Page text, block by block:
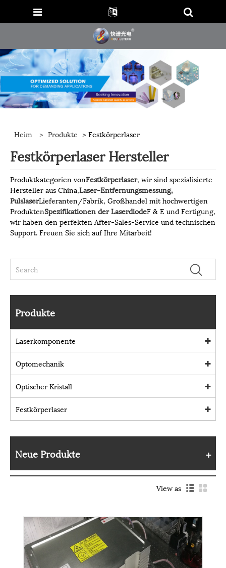
Heim > Produkte > Festkörperlaser
Festkörperlaser Hersteller
Produktkategorien vonFestkörperlaser, wir sind spezialisierte
Hersteller aus China,Laser-Entfernungsmessung,
PulslaserLieferanten/Fabrik, Großhandel mit hochwertigen
ProduktenSpezifikationen der LaserdiodeF & E und Fertigung,
wir haben den perfekten After-Sales-Service und technischen
Support. Freuen Sie sich auf Ihre Mitarbeit!
Produkte
Laserkomponente
Optomechanik
Optischer Kristall
Festkörperlaser
Neue Produkte
View as